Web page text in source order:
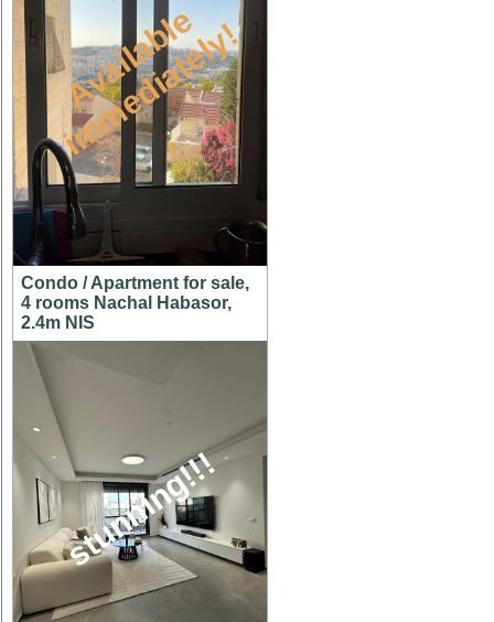
A
v
a
i
l
a
b
l
e
i
m
m
e
d
i
a
t
e
l
y
!
Condo / Apartment for sale,
4 rooms Nachal Habasor,
2.4m NIS
stunning!!!